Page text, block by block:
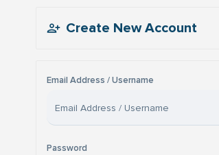
Create New Account
Email Address / Username
Password